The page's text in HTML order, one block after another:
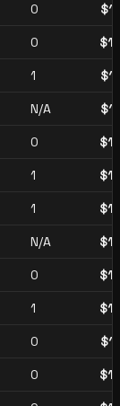
0 $
0 $
1 $
N/A $
0 $
1 $
1 $
N/A $
0 $
1 $
0 $
0 $